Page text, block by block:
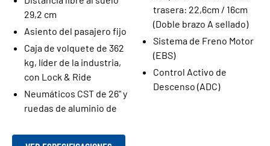
29,2 cm
Asiento del pasajero fijo
Caja de volquete de 362
kg, líder de la industria,
con Lock & Ride
Neumáticos CST de 26" y
ruedas de aluminio de
trasera: 22,6cm / 16cm
(Doble brazo A sellado)
Sistema de Freno Motor
(EBS)
Control Activo de
Descenso (ADC)